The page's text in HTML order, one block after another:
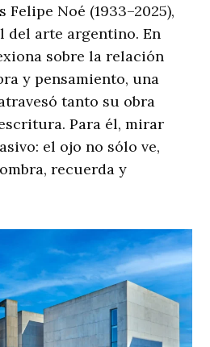
Noé (1933–2025),
del arte argentino. En
sobre la relación
y pensamiento, una
tanto su obra
Para él, mirar
el ojo no sólo ve,
recuerda y